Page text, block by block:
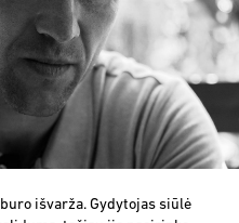
išvarža. Gydytojas siūlė